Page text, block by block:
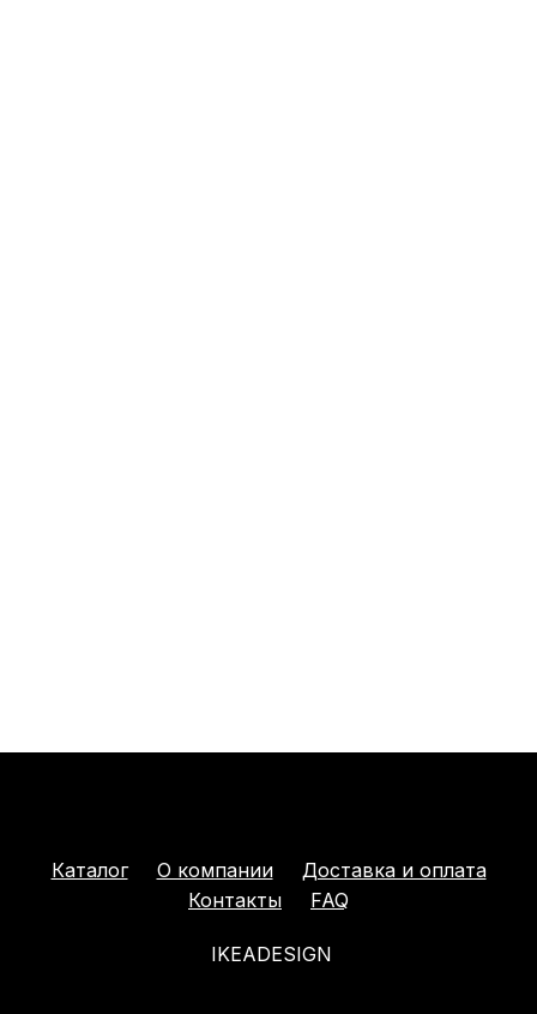
Каталог О компании
Доставка и оплата
Контакты
FAQ
IKEADESIGN